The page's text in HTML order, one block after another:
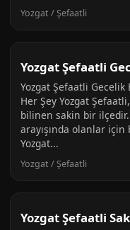
Yozgat / Şefaatli
Yozgat Şefaatli
Yozgat Şefaatli
Her Şey Yozgat
bilinen sakin bir
arayışında olanlar için
Yozgat...
Yozgat / Şefaatli
Yozgat Şefaatli